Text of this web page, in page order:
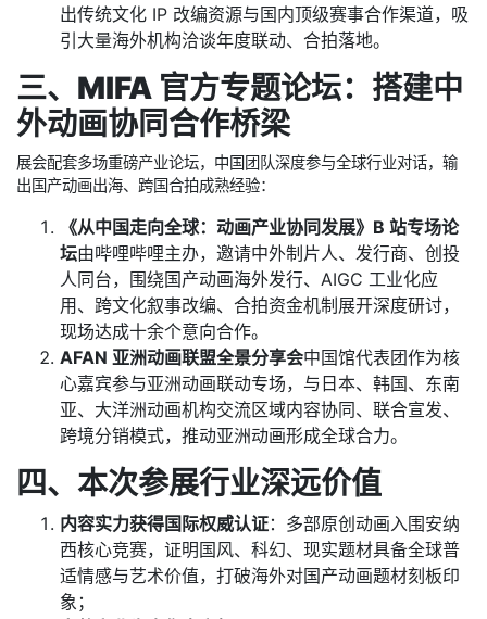
出传统文化 IP 改编资源与国内顶级赛事合作渠道，吸
引大量海外机构洽谈年度联动、合拍落地。
三、MIFA 官方专题论坛：搭建中
外动画协同合作桥梁
展会配套多场重磅产业论坛，中国团队深度参与全球行业对话，输
出国产动画出海、跨国合拍成熟经验：
《从中国走向全球：动画产业协同发展》B 站专场论
坛由哔哩哔哩主办，邀请中外制片人、发行商、创投
人同台，围绕国产动画海外发行、AIGC 工业化应
用、跨文化叙事改编、合拍资金机制展开深度研讨，
现场达成十余个意向合作。
AFAN 亚洲动画联盟全景分享会中国馆代表团作为核
心嘉宾参与亚洲动画联动专场，与日本、韩国、东南
亚、大洋洲动画机构交流区域内容协同、联合宣发、
跨境分销模式，推动亚洲动画形成全球合力。
四、本次参展行业深远价值
内容实力获得国际权威认证：多部原创动画入围安纳
西核心竞赛，证明国风、科幻、现实题材具备全球普
适情感与艺术价值，打破海外对国产动画题材刻板印
象；